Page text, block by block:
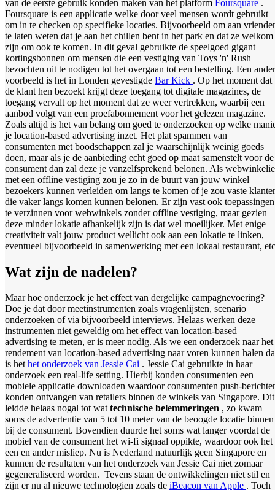
van de eerste gebruik konden maken van het platform Foursquare .
Foursquare is een applicatie welke door veel mensen wordt gebruikt
om in te checken op specifieke locaties. Bijvoorbeeld om aan
te laten weten dat je aan het chillen bent in het park en dat ze welkom
zijn om ook te komen. In dit geval gebruikte de speelgoed gigant
kortingsbonnen om mensen die een vestiging van Toys 'n' Rush
bezochten uit te nodigen tot het overgaan tot een bestelling. Een ander
voorbeeld is het in Londen gevestigde Bar Kick . Op het moment dat
de klant hen bezoekt krijgt deze toegang tot digitale magazines, de
toegang vervalt op het moment dat ze weer vertrekken, waarbij een
aanbod volgt van een proefabonnement voor het gelezen magazine.
Zoals altijd is het van belang om goed te onderzoeken op welke
je location-based advertising inzet. Het plat spammen van
consumenten met boodschappen zal je waarschijnlijk weinig goeds
doen, maar als je de aanbieding echt goed op maat samenstelt voor de
consument dan zal deze je vanzelfsprekend belonen. Als
met een offline vestiging zou je zo in de buurt van jouw winkel
bezoekers kunnen verleiden om langs te komen of je zou vaste
die vaker langs komen kunnen belonen. Er zijn vast ook toepassingen
te verzinnen voor webwinkels zonder offline vestiging, maar gezien
deze minder lokatie afhankelijk zijn is dat wel moeilijker. Met enige
creativiteit valt jouw product wellicht ook aan een lokatie te linken,
eventueel bijvoorbeeld in samenwerking met een lokaal restaurant,
Wat zijn de nadelen?
Maar hoe onderzoek je het effect van dergelijke campagnevoering?
Doe je dat door meetinstrumenten zoals vragenlijsten, scenario
onderzoeken of via bijvoorbeeld interviews. Helaas werken deze
instrumenten niet geweldig om het effect van location-based
advertising te meten, er is meer nodig. Als we een onderzoek naar het
rendement van location-based advertising naar voren kunnen halen
is hethet onderzoek van Jessie Cai . Jessie Cai gebruikte in haar
onderzoek een real-life setting. Hierbij konden consumenten een
mobiele applicatie downloaden waardoor consumenten push-
konden ontvangen van retailers binnen de winkels van Singapore. Dit
leidde helaas nogal tot wattechnische belemmeringen , zo kwam
soms de advertentie van 5 tot 10 meter van de beoogde locatie binnen
bij de consument. Bovendien duurde het soms wat langer voordat de
mobiel van de consument het wi-fi signaal oppikte, waardoor ook het
een en ander misliep. Nu is Nederland natuurlijk geen Singapore en
kunnen de resultaten van het onderzoek van Jessie Cai niet zomaar
gegeneraliseerd worden. Tevens staan de ontwikkelingen niet stil en
zijn er nu al nieuwe technologien zoals de iBeacon van Apple . Toch